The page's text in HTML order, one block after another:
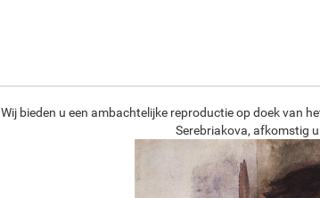
Wij bieden u een ambachtelijke reproductie op doek van
Serebriakova, afkomstig